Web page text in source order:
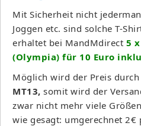
Mit Sicherheit nicht
Joggen etc. sind solche T-
erhaltet bei MandMdirect 5
(Olympia) für 10 Euro
Möglich wird der Preis
MT13, somit wird der
zwar nicht mehr viele
wie gesagt: umgerechnet 2€